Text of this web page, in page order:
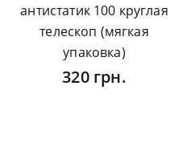
антистатик 100 круглая
телескоп (мягкая
упаковка)
320 грн.